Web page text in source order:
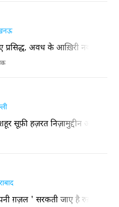
प्रसिद्ध, अवध के आख़िरी नवाब
सूफ़ी हज़रत निज़ामुद्दीन औलिया
ग़ज़ल ' सरकती जाए है रुख़ से नक़ाब